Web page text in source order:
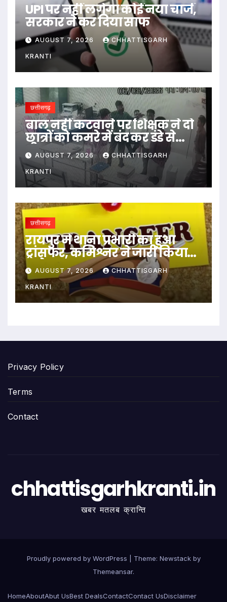
UPI पर नहीं लगेगा कोई नया चार्ज,
सरकार ने कर दिया साफ
AUGUST 7, 2026 CHHATTISGARH
KRANTI
छत्तीसगढ़
बाल नहीं कटवाने पर शिक्षक ने दो
छात्रों को कमरे में बंद कर डंडे से
पीटा…
AUGUST 7, 2026 CHHATTISGARH
KRANTI
छत्तीसगढ़
रायपुर में थाना प्रभारी का हुआ
ट्रांसफर, कमिश्नर ने जारी किया
आदेश
AUGUST 7, 2026 CHHATTISGARH
KRANTI
Privacy Policy
Terms
Contact
chhattisgarhkranti.in
खबर मतलब क्रान्ति
Proudly powered by WordPress Theme: Newstackby
Themeansar.
HomeAboutAbut UsBest DealsContactContact UsDisclaimer